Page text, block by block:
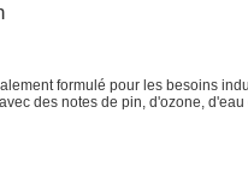
formulé pour les besoins
des notes de pin, d'ozone,